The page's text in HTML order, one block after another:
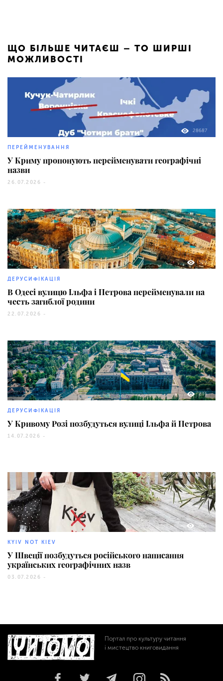
ЩО БІЛЬШЕ ЧИТАЄШ – ТО ШИРШІ
МОЖЛИВОСТІ
28687
ПЕРЕЙМЕНУВАННЯ
У Криму пропонують перейменувати географічні
назви
26.07.2026 -
586
ДЕРУСИФІКАЦІЯ
В Одесі вулицю Ільфа і Петрова перейменували на
честь загиблої родини
22.07.2026 -
235
ДЕРУСИФІКАЦІЯ
У Кривому Розі позбудуться вулиці Ільфа й Петрова
14.07.2026 -
263
KYIV NOT KIEV
У Швеції позбудуться російського написання
українських географічних назв
03.07.2026 -
Портал про культуру читання
і мистецтво книговидання